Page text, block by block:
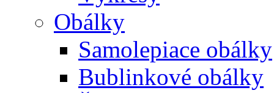
Obálky
Samolepiace obálky
Bublinkové obálky